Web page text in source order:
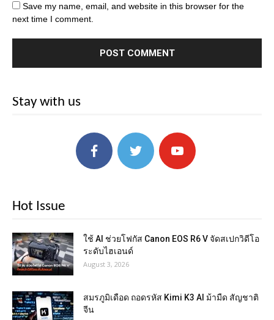
Save my name, email, and website in this browser for the
next time I comment.
Stay with us
Hot Issue
ใช้ AI ช่วยโฟกัส Canon EOS R6 V จัดสเปกวิดีโอ
ระดับไฮเอนด์
August 3, 2026
สมรภูมิเดือด ถอดรหัส Kimi K3 AI ม้ามืด สัญชาติ
จีน